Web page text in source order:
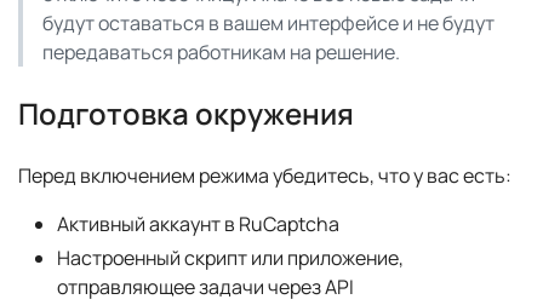
будут оставаться в вашем интерфейсе и не будут
передаваться работникам на решение.
Подготовка окружения
Перед включением режима убедитесь, что у вас есть:
Активный аккаунт в RuCaptcha
Настроенный скрипт или приложение,
отправляющее задачи через API